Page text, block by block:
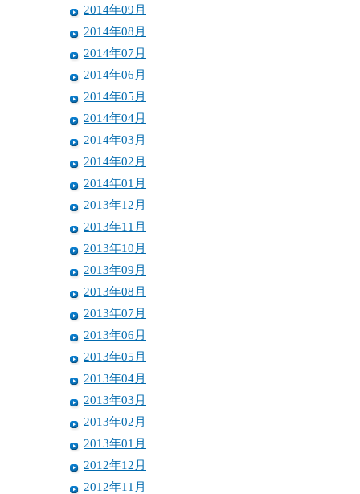
2014年09月
2014年08月
2014年07月
2014年06月
2014年05月
2014年04月
2014年03月
2014年02月
2014年01月
2013年12月
2013年11月
2013年10月
2013年09月
2013年08月
2013年07月
2013年06月
2013年05月
2013年04月
2013年03月
2013年02月
2013年01月
2012年12月
2012年11月